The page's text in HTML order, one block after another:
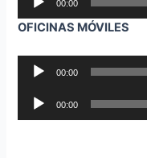
audio
00:00
OFICINAS MÓVILES
Reproductor
audio
00:00
Reproductor
00:00